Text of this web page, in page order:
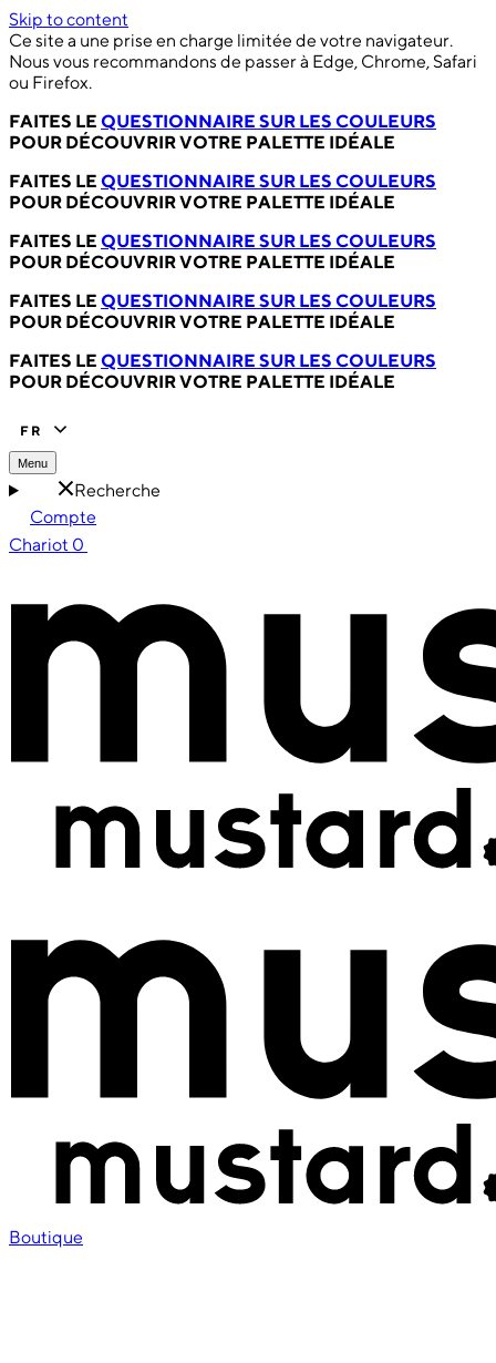
Skip to content
Ce site a une prise en charge limitée de votre navigateur.
Nous vous recommandons de passer à Edge, Chrome, Safari
ou Firefox.
FAITES LE QUESTIONNAIRE SUR LES COULEURS
POUR DÉCOUVRIR VOTRE PALETTE IDÉALE
FAITES LE QUESTIONNAIRE SUR LES COULEURS
POUR DÉCOUVRIR VOTRE PALETTE IDÉALE
FAITES LE QUESTIONNAIRE SUR LES COULEURS
POUR DÉCOUVRIR VOTRE PALETTE IDÉALE
FAITES LE QUESTIONNAIRE SUR LES COULEURS
POUR DÉCOUVRIR VOTRE PALETTE IDÉALE
FAITES LE QUESTIONNAIRE SUR LES COULEURS
POUR DÉCOUVRIR VOTRE PALETTE IDÉALE
FR
Menu
Recherche
Compte
Chariot 0
Boutique